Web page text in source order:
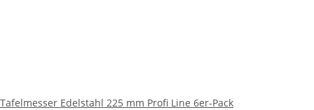
Tafelmesser Edelstahl 225 mm Profi Line 6er-Pack